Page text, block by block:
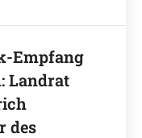
Empfang
Landrat
des